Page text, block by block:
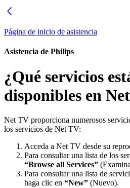
Página de inicio de asistencia
Asistencia de Philips
¿Qué servicios
disponibles en
Net TV proporciona numerosos
los servicios de Net TV:
Acceda a Net TV desde su
Para consultar una lista de los
“Browse all Services”
Para consultar una lista de
haga clic en “New” (Nuevo).